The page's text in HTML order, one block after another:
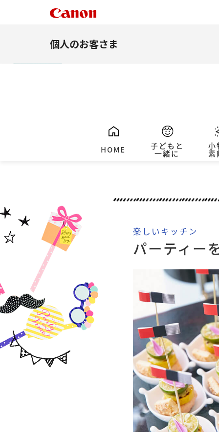
個人のお客さま
HOME 子どもと
一緒に
小
素
楽しいキッチン
パーティー